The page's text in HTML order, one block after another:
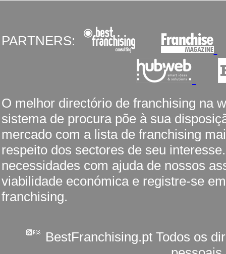
PARTNERS:
O melhor directório de franchising na
sistema de procura põe à sua
mercado com a lista de franchising
respeito dos sectores de seu
necessidades com ajuda de nossos
viabilidade económica e registre-se
franchising.
BestFranchising.pt Todos os